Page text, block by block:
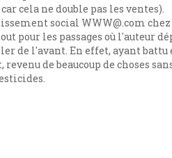
cela ne double pas les ventes).
social WWW@.com
pour les passages où l'auteur
de l'avant. En effet, ayant
de beaucoup de choses